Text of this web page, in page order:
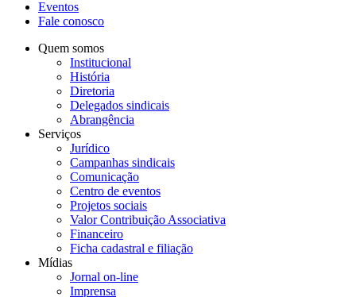
Eventos
Fale conosco
Quem somos
Institucional
História
Diretoria
Delegados sindicais
Abrangência
Serviços
Jurídico
Campanhas sindicais
Comunicação
Centro de eventos
Projetos sociais
Valor Contribuição Associativa
Financeiro
Ficha cadastral e filiação
Mídias
Jornal on-line
Imprensa